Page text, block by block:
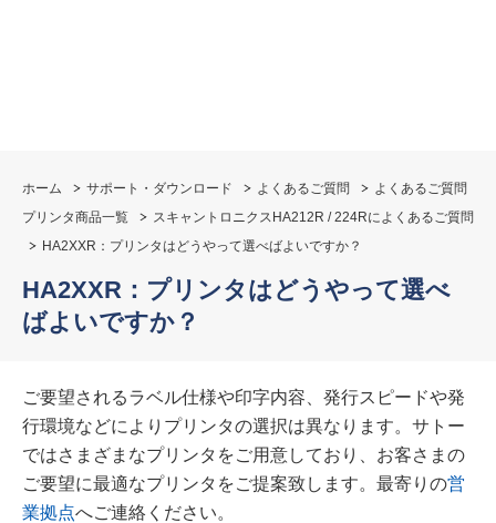
ホーム サポート・ダウンロード よくあるご質問
よくあるご質問
プリンタ商品一覧
スキャントロニクスHA212R / 224Rによくあるご質問
HA2XXR：プリンタはどうやって選べばよいですか？
HA2XXR：プリンタはどうやって選べ
ばよいですか？
ご要望されるラベル仕様や印字内容、発行スピードや発
行環境などによりプリンタの選択は異なります。サトー
ではさまざまなプリンタをご用意しており、お客さまの
ご要望に最適なプリンタをご提案致します。最寄りの営
業拠点へご連絡ください。